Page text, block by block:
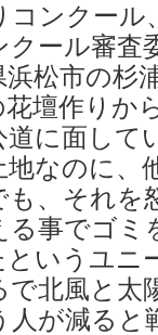
コンクール
ール審査
松市の杉
壇作りか
に面して
地なのに、
、それを
る事でゴ
いうユニ
北風と太
が減ると